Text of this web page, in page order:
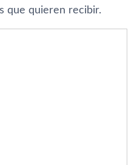
que quieren recibir.